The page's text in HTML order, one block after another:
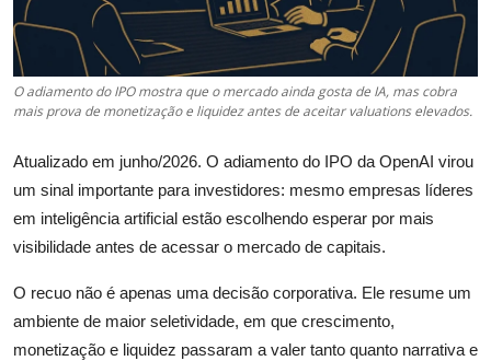
Sobre
GX explica
Investimentos
Seguro de Vida
Motores do Brasil
O adiamento do IPO mostra que o mercado ainda gosta de IA, mas cobra
mais prova de monetização e liquidez antes de aceitar valuations elevados.
Atualizado em junho/2026. O adiamento do IPO da OpenAI virou
um sinal importante para investidores: mesmo empresas líderes
em inteligência artificial estão escolhendo esperar por mais
visibilidade antes de acessar o mercado de capitais.
O recuo não é apenas uma decisão corporativa. Ele resume um
ambiente de maior seletividade, em que crescimento,
monetização e liquidez passaram a valer tanto quanto narrativa e